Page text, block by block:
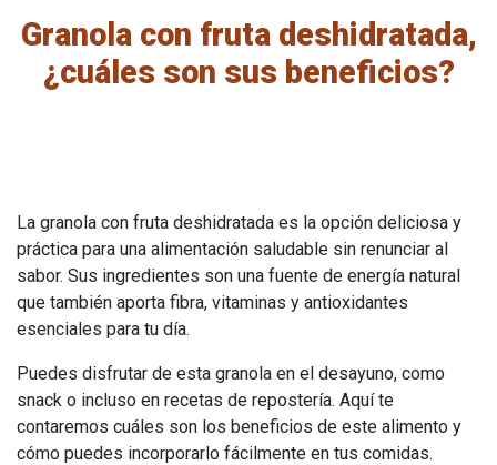
Granola con fruta deshidratada,
¿cuáles son sus beneficios?
La granola con fruta deshidratada es la opción deliciosa y
práctica para una alimentación saludable sin renunciar al
sabor. Sus ingredientes son una fuente de energía natural
que también aporta fibra, vitaminas y antioxidantes
esenciales para tu día.
Puedes disfrutar de esta granola en el desayuno, como
snack o incluso en recetas de repostería. Aquí te
contaremos cuáles son los beneficios de este alimento y
cómo puedes incorporarlo fácilmente en tus comidas.